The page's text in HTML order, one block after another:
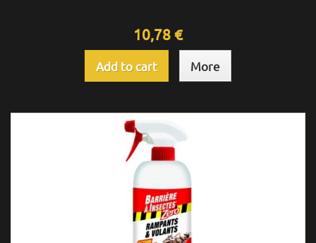
10,78 €
Add to cart More